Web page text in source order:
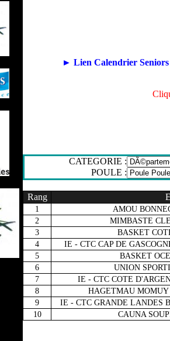
► Lien Calendrier
CATEGORIE :
POULE :
Rang
1
AMOU
2
MIMBASTE
3
BASKET
4
IE - CTC CAP DE
5
BASKET
6
UNION
7
IE - CTC COTE
8
HAGETMAU
9
IE - CTC GRANDE LANDES
10
CAUNA